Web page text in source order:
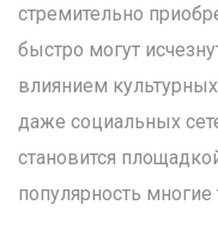
стремительно
быстро могут
влиянием
даже социальных
становится
популярность